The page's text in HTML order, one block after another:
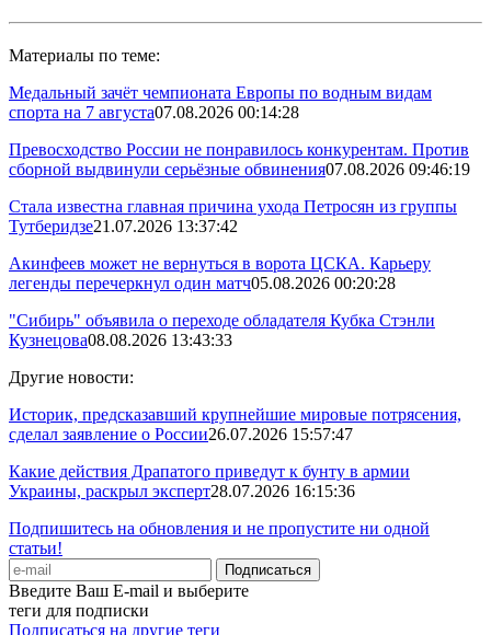
Материалы по теме:
Медальный зачёт чемпионата Европы по водным видам
спорта на 7 августа07.08.2026 00:14:28
Превосходство России не понравилось конкурентам. Против
сборной выдвинули серьёзные обвинения07.08.2026 09:46:19
Стала известна главная причина ухода Петросян из группы
Тутберидзе21.07.2026 13:37:42
Акинфеев может не вернуться в ворота ЦСКА. Карьеру
легенды перечеркнул один матч05.08.2026 00:20:28
"Сибирь" объявила о переходе обладателя Кубка Стэнли
Кузнецова08.08.2026 13:43:33
Другие новости:
Историк, предсказавший крупнейшие мировые потрясения,
сделал заявление о России26.07.2026 15:57:47
Какие действия Драпатого приведут к бунту в армии
Украины, раскрыл эксперт28.07.2026 16:15:36
Подпишитесь на обновления и не пропустите ни одной
статьи!
Введите Ваш E-mail и выберите
теги для подписки
Подписаться на другие теги